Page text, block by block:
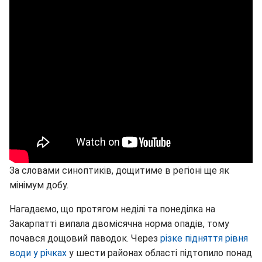
За словами синоптиків, дощитиме в регіоні ще як
мінімум добу.
Нагадаємо, що протягом неділі та понеділка на
Закарпатті випала двомісячна норма опадів, тому
почався дощовий паводок. Через різке підняття рівня
води у річках у шести районах області підтопило понад